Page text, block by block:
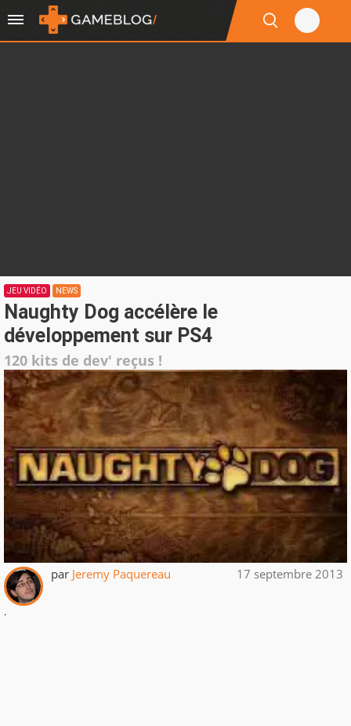
JEU VIDÉO NEWS
Naughty Dog accélère le
développement sur PS4
120 kits de dev' reçus !
par Jeremy Paquereau 17 septembre 2013
.